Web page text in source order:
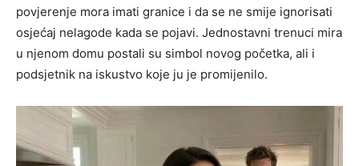
povjerenje mora imati granice i da se ne smije ignorisati
osjećaj nelagode kada se pojavi. Jednostavni trenuci mira
u njenom domu postali su simbol novog početka, ali i
podsjetnik na iskustvo koje ju je promijenilo.